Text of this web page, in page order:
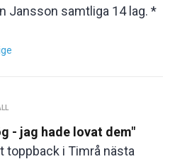
Jansson samtliga 14 lag. *
- jag hade lovat dem"
toppback i Timrå nästa